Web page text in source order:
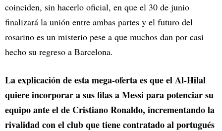
coinciden, sin hacerlo oficial, en que el 30 de junio
finalizará la unión entre ambas partes y el futuro del
rosarino es un misterio pese a que muchos dan por casi
hecho su regreso a Barcelona.
La explicación de esta mega-oferta es que el Al-Hilal
quiere incorporar a sus filas a Messi para potenciar su
equipo ante el de Cristiano Ronaldo, incrementando la
rivalidad con el club que tiene contratado al portugués